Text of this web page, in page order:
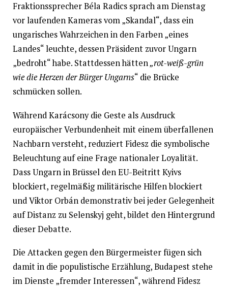
Fraktionssprecher Béla Radics sprach am Dienstag
vor laufenden Kameras vom „Skandal“, dass ein
ungarisches Wahrzeichen in den Farben „eines
Landes“ leuchte, dessen Präsident zuvor Ungarn
„bedroht“ habe. Stattdessen hätten„rot-weiß-grün
wie die Herzen der Bürger Ungarns“ die Brücke
schmücken sollen.
Während Karácsony die Geste als Ausdruck
europäischer Verbundenheit mit einem überfallenen
Nachbarn versteht, reduziert Fidesz die symbolische
Beleuchtung auf eine Frage nationaler Loyalität.
Dass Ungarn in Brüssel den EU-Beitritt Kyivs
blockiert, regelmäßig militärische Hilfen blockiert
und Viktor Orbán demonstrativ bei jeder Gelegenheit
auf Distanz zu Selenskyj geht, bildet den Hintergrund
dieser Debatte.
Die Attacken gegen den Bürgermeister fügen sich
damit in die populistische Erzählung, Budapest stehe
im Dienste „fremder Interessen“, während Fidesz